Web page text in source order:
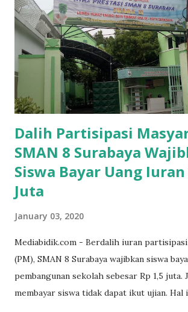
Dalih Partisipasi
SMAN 8 Surabaya
Siswa Bayar Uang Iuran
Juta
January 03, 2020
Mediabidik.com - Berdalih iuran
(PM), SMAN 8 Surabaya wajibkan siswa
pembangunan sekolah sebesar Rp 1,5 juta.
membayar siswa tidak dapat ikut ujian. Hal